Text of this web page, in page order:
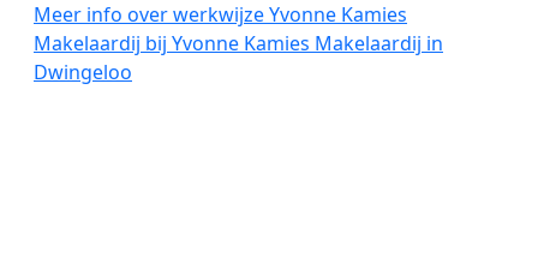
Meer info over werkwijze Yvonne Kamies
Makelaardij bij Yvonne Kamies Makelaardij in
Dwingeloo